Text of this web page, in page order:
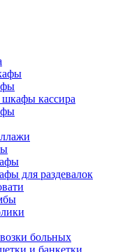
кассира
для раздевалок
больных
и банкетки